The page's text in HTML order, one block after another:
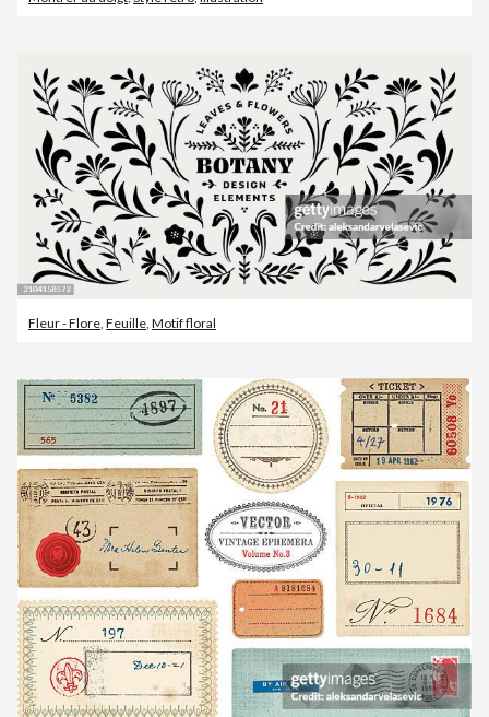
Fleur - Flore Feuille Motif floral